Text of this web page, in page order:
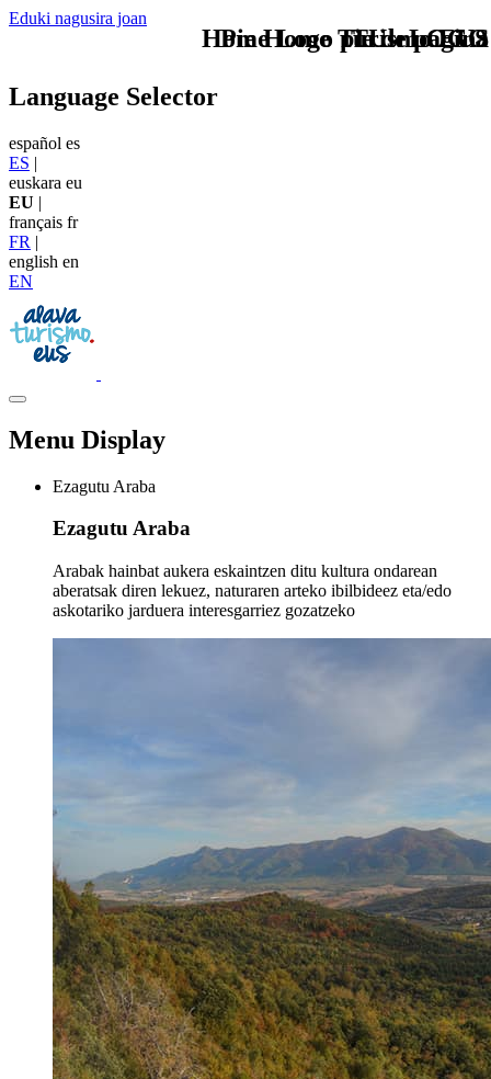
Eduki nagusira joan
TU - LOGO
Language Selector
español es
ES |
euskara eu
EU |
français fr
FR |
english en
EN
Menu Display
Ezagutu Araba
Ezagutu Araba
Arabak hainbat aukera eskaintzen ditu kultura ondarean
aberatsak diren lekuez, naturaren arteko ibilbideez eta/edo
askotariko jarduera interesgarriez gozatzeko
Home Logo pie de página
Pie Home Turismo EUS